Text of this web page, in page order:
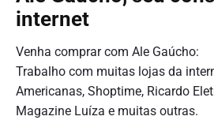
internet
Venha comprar com Ale Gaúcho:
Trabalho com muitas lojas da
Americanas, Shoptime, Ricardo
Magazine Luíza e muitas outras.